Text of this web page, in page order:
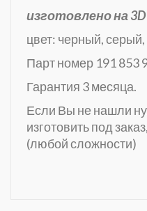
изготовлено на
цвет: черный,
Парт номер 191 853
Гарантия 3 месяца.
Если Вы не нашли
изготовить под
(любой сложности)